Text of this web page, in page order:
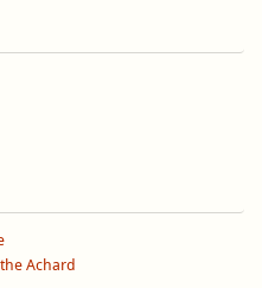
Achard